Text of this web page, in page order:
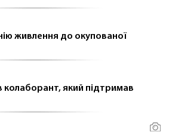
живлення до окупованої
колаборант, який підтримав